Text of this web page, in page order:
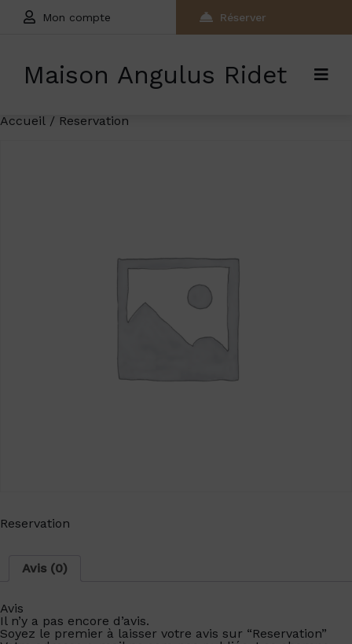
Mon compte Réserver
Maison Angulus Ridet
Accueil / Reservation
Reservation
Avis (0)
Avis
Il n’y a pas encore d’avis.
Soyez le premier à laisser votre avis sur “Reservation”